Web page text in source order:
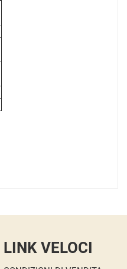
LINK VELOCI